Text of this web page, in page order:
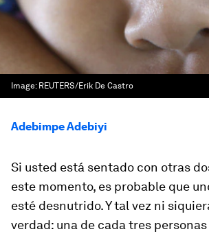
Image: REUTERS/Erik De Castro
Adebimpe Adebiyi
Si usted está sentado con otras
este momento, es probable que
esté desnutrido. Y tal vez ni
verdad: una de cada tres